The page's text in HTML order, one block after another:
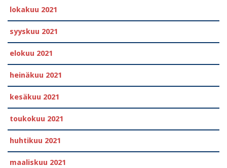
lokakuu 2021
syyskuu 2021
elokuu 2021
heinäkuu 2021
kesäkuu 2021
toukokuu 2021
huhtikuu 2021
maaliskuu 2021